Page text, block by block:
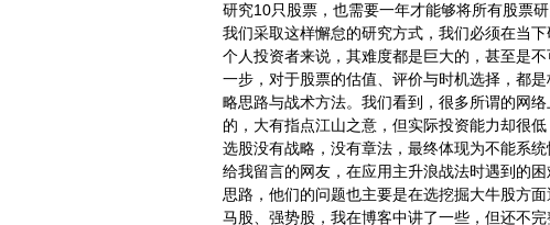
研究10只股票，也需要一年才能够将所有股票
我们采取这样懈怠的研究方式，我们必须在当
个人投资者来说，其难度都是巨大的，甚至是
一步，对于股票的估值、评价与时机选择，都
略思路与战术方法。我们看到，很多所谓的网
的，大有指点江山之意，但实际投资能力却很
选股没有战略，没有章法，最终体现为不能系
给我留言的网友，在应用主升浪战法时遇到的
思路，他们的问题也主要是在选挖掘大牛股方
马股、强势股，我在博客中讲了一些，但还不